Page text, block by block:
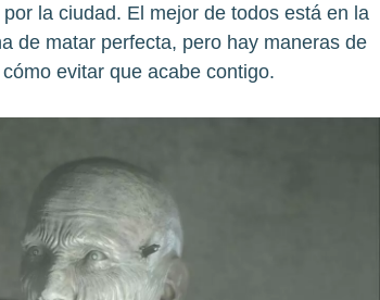
la ciudad. El mejor de todos está en la
de matar perfecta, pero hay maneras de
evitar que acabe contigo.